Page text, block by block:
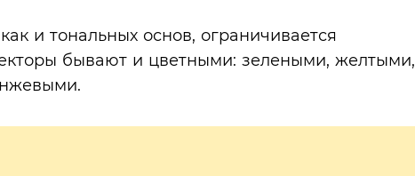
и тональных основ, ограничивается
бывают и цветными: зелеными, желтыми,